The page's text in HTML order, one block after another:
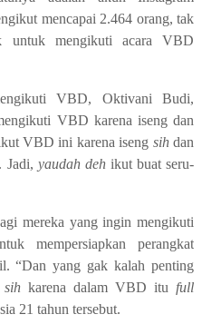
mencapai 2.464 orang, tak
untuk mengikuti acara VBD
VBD, Oktivani Budi,
VBD karena iseng dan
VBD ini karena iseng sihdan
. Jadi, yaudah dehikut buat seru-
mereka yangingin mengikuti
mempersiapkan perangkat
“Dan yang gak kalah penting
sih karena dalam VBD itu full
21 tahun tersebut.